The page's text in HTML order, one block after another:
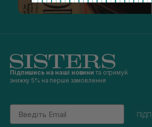
Підпишись на наші новини та отримуй
знижку 5% на перше замовлення
Email